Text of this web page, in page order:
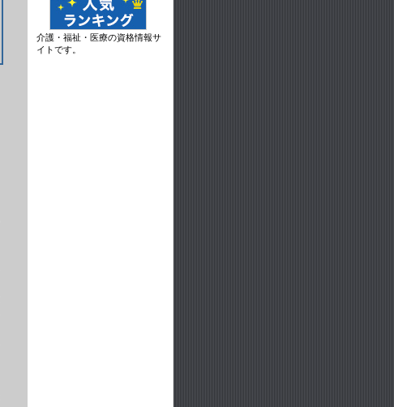
介護・福祉・医療の資格情報サ
イトです。